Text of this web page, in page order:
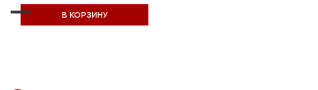
В КОРЗИНУ